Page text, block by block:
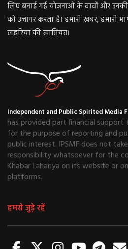
लिए बनाई गई योजनाओं के दावों और
को उजागर करता है। हमारी खबर, हमारी
लहरिया की खासियत।
Independent and Public Spirited Media
has provided part financial support
for the purpose of reporting and
public interest. IPSMF does not
responsibility whatsoever for the
Khabar Lahariya on its website or
platforms.
हमसे जुड़े रहें